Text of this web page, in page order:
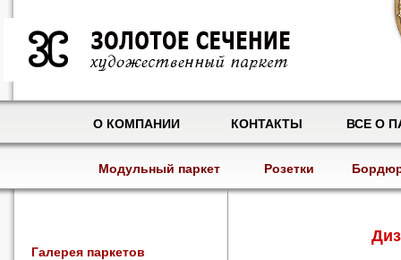
О КОМПАНИИ КОНТАКТЫ ВСЕ О
Модульный паркет Розетки
Галерея паркетов